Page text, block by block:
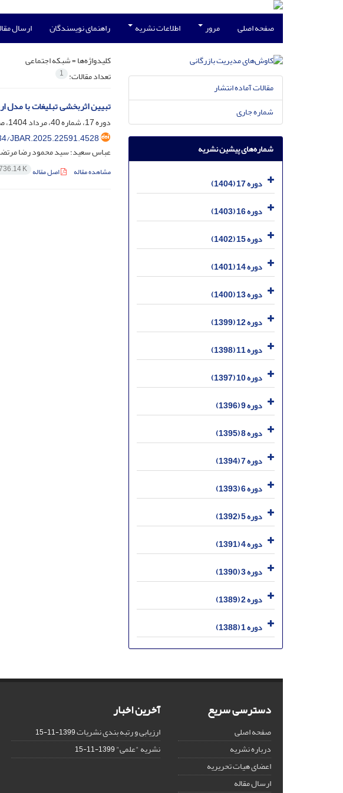
صفحه اصلی مرور اطلاعات نشریه راهنمای نویسندگان ارسال
کلیدواژه‌ها =شبکه اجتماعی
تعداد مقالات: 1
تبیین اثربخشی تبلیغات با مدل
دوره 17، شماره 40، مرداد 1404، صفحه
JBAR.2025.22591.4528
عباس سعید؛ سید محمود رضا
مشاهده مقاله اصل مقاله K
مقالات آماده انتشار
شماره جاری
شماره‌های پیشین نشریه
دوره 17 (1404)
دوره 16 (1403)
دوره 15 (1402)
دوره 14 (1401)
دوره 13 (1400)
دوره 12 (1399)
دوره 11 (1398)
دوره 10 (1397)
دوره 9 (1396)
دوره 8 (1395)
دوره 7 (1394)
دوره 6 (1393)
دوره 5 (1392)
دوره 4 (1391)
دوره 3 (1390)
دوره 2 (1389)
دوره 1 (1388)
دسترسی سریع
صفحه اصلی
درباره نشریه
اعضای هیات تحریریه
ارسال مقاله
آخرین اخبار
ارزیابی و رتبه بندی نشریات1399-11-15
نشریه "علمی"1399-11-15